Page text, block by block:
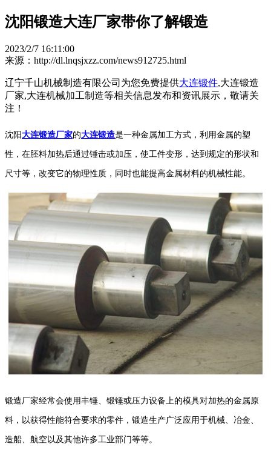
沈阳锻造大连厂家带你了解锻造
2023/2/7 16:11:00
来源：http://dl.lnqsjxzz.com/news912725.html
辽宁千山机械制造有限公司为您免费提供大连锻件,大连锻造
厂家,大连机械加工制造等相关信息发布和资讯展示，敬请关
注！
沈阳大连锻造厂家的大连锻造是一种金属加工方式，利用金属的塑
性，在胚料加热后通过锤击或加压，使工件变形，达到规定的形状和
尺寸等，改变它的物理性质，同时也能提高金属材料的机械性能。
锻造厂家经常会使用丰锤、锻锤或压力设备上的模具对加热的金属原
料，以获得性能符合要求的零件，锻造生产广泛应用于机械、冶金、
造船、航空以及其他许多工业部门等等。